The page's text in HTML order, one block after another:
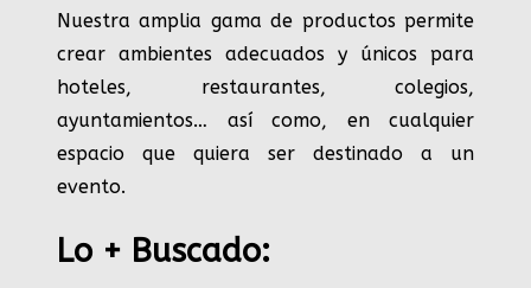
Nuestra amplia gama de productos permite
crear ambientes adecuados y únicos para
hoteles, restaurantes, colegios,
ayuntamientos… así como, en cualquier
espacio que quiera ser destinado a un
evento.
Lo + Buscado: